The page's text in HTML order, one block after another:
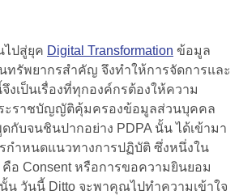
ไปสู่ยุค Digital Transformation ข้อมูล
ทรัพยากรสำคัญ จึงทำให้การจัดการและ
งเป็นเรื่องที่ทุกองค์กรต้องให้ความ
ะราชบัญญัติคุ้มครองข้อมูลส่วนบุคคล
กับจนชินปากอย่าง PDPA นั้น ได้เข้ามา
ำหนดแนวทางการปฏิบัติ ซึ่งหนึ่งใน
คือ Consent หรือการขอความยินยอม
น วันนี้ Ditto จะพาคุณไปทำความเข้าใจ